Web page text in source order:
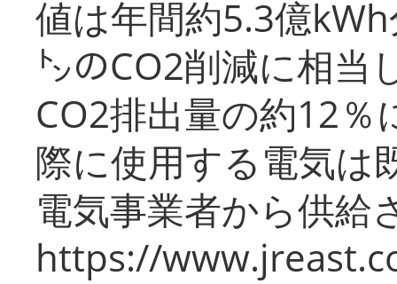
値は年間約5.3億
㌧のCO2削減に相当
CO2排出量の約12％
際に使用する電気は
電気事業者から供給
https://